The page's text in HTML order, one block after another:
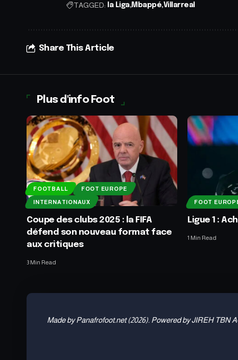
TAGGED: la Liga Mbappé Villarreal
Share This Article
Plus d'info Foot
FOOTBALL FOOT EUROPE
INTERNATIONAUX
Coupe des clubs 2025 : la FIFA
défend son nouveau format face
aux critiques
3 Min Read
FOOT
Ligue 1 :
1 Min Read
Made by Panafrofoot.net (2026). Powered by JIREH TBN